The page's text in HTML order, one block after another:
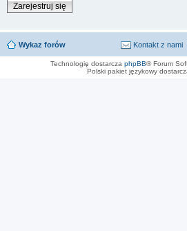
Zarejestruj się
Wykaz forów Kontakt z nami
Technologię dostarcza phpBB® Forum
Polski pakiet językowy